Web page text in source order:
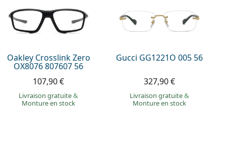
Oakley Crosslink Zero
OX8076 807607 56
107,90 €
Livraison gratuite&
Monture en stock
Gucci GG1221O 005 56
327,90 €
Livraison gratuite&
Monture en stock